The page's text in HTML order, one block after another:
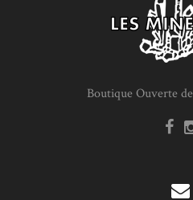
Boutique Ouverte